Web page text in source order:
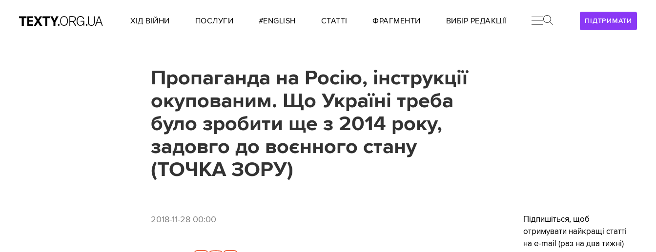
ПІДТРИМАТИ
ХІД ВІЙНИ ПОСЛУГИ #ENGLISH СТАТТІ ФРАГМЕНТИ ВИБІР РЕДАКЦІЇ
Пропаганда на Росію, інструкції
окупованим. Що Україні треба
було зробити ще з 2014 року,
задовго до воєнного стану
(ТОЧКА ЗОРУ)
2018-11-28 00:00
Підпишіться, щоб
отримувати найкращі статті
на e-mail (раз на два тижні)